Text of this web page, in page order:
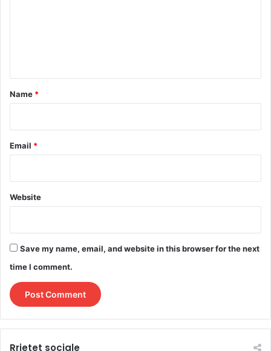
*
Name *
Email *
Website
Save my name, email, and website in this browser for the next
time I comment.
Rrjetet sociale